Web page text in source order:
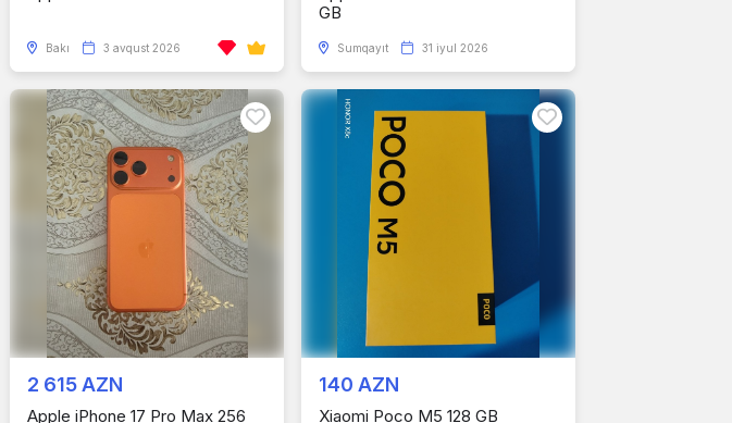
Bakı 3 avqust 2026
GB
Sumqayıt 31 iyul 2026
2 615 AZN
Apple iPhone 17 Pro Max 256
140 AZN
Xiaomi Poco M5 128 GB